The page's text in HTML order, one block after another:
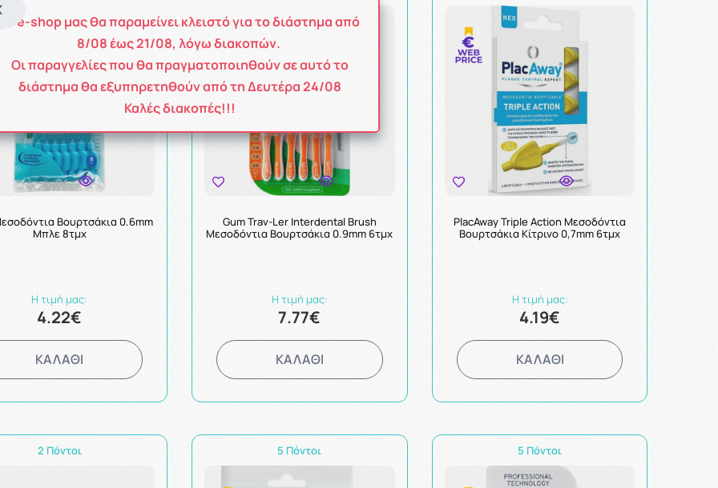
Βουρτσάκια 0.6mm
Μπλε 8τμχ
Η τιμή μας:
4.22€
ΚΑΛΑΘΙ
Gum Trav-Ler Interdental Brush
Μεσοδόντια Βουρτσάκια 0.9mm 6τμχ
Η τιμή μας:
7.77€
ΚΑΛΑΘΙ
PlacAway Triple Action Μεσοδόντια
Βουρτσάκια Κίτρινο 0,7mm 6τμχ
Η τιμή μας:
4.19€
ΚΑΛΑΘΙ
2 Πόντοι 5 Πόντοι 5 Πόντοι
Το e-shop μας θα παραμείνει κλειστό για το διάστημα από
8/08έως21/08, λόγω διακοπών.
Οι παραγγελίες που θα πραγματοποιηθούν σε αυτό το
διάστημα θα εξυπηρετηθούν από τη Δευτέρα 24/08
Καλές διακοπές!!!